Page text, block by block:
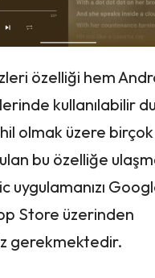
özelliği hem
kullanılabilir
olmak üzere
bu özelliğe
uygulamanızı
Store üzerinden
gerekmektedir.